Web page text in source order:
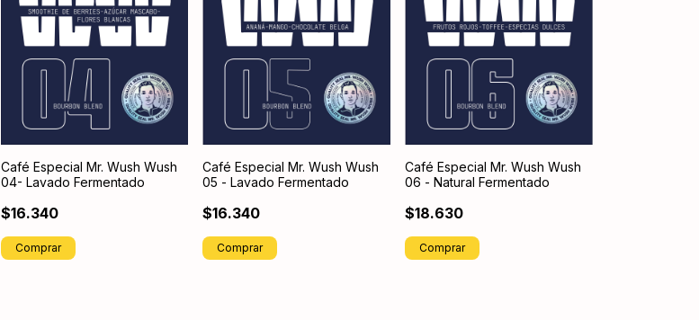
Café Especial Mr. Wush Wush
04- Lavado Fermentado
$16.340
Comprar
Café Especial Mr. Wush Wush
05 - Lavado Fermentado
$16.340
Comprar
Café Especial Mr. Wush Wush
06 - Natural Fermentado
$18.630
Comprar